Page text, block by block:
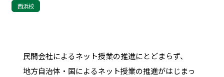
西浜校
民間会社によるネット授業の推進にとどまらず、
地方自治体・国によるネット授業の推進がはじまっ